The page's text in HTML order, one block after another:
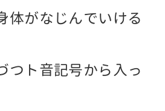
体がなじんでいける
つト音記号から入っ